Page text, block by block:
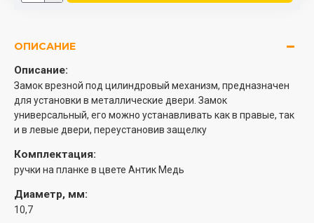
ОПИСАНИЕ
Описание:
Замок врезной под цилиндровый механизм, предназначен
для установки в металлические двери. Замок
универсальный, его можно устанавливать как в правые, так
и в левые двери, переустановив защелку
Комплектация:
ручки на планке в цвете Антик Медь
Диаметр, мм:
10,7